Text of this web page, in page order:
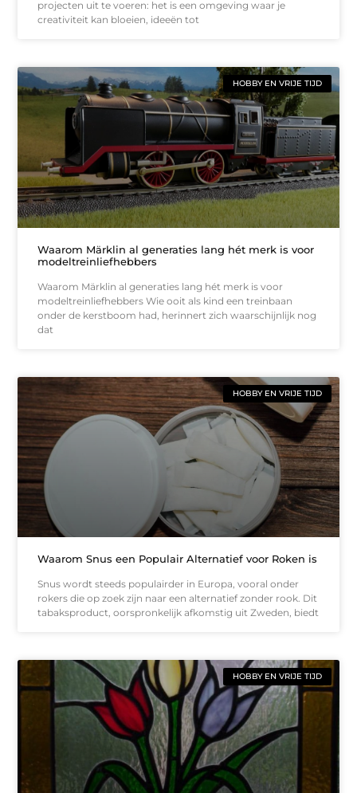
projecten uit te voeren: het is een omgeving waar je
creativiteit kan bloeien, ideeën tot
HOBBY EN VRIJE TIJD
Waarom Märklin al generaties lang hét merk is voor
modeltreinliefhebbers
Waarom Märklin al generaties lang hét merk is voor
modeltreinliefhebbers Wie ooit als kind een treinbaan
onder de kerstboom had, herinnert zich waarschijnlijk nog
dat
HOBBY EN VRIJE TIJD
Waarom Snus een Populair Alternatief voor Roken is
Snus wordt steeds populairder in Europa, vooral onder
rokers die op zoek zijn naar een alternatief zonder rook. Dit
tabaksproduct, oorspronkelijk afkomstig uit Zweden, biedt
HOBBY EN VRIJE TIJD